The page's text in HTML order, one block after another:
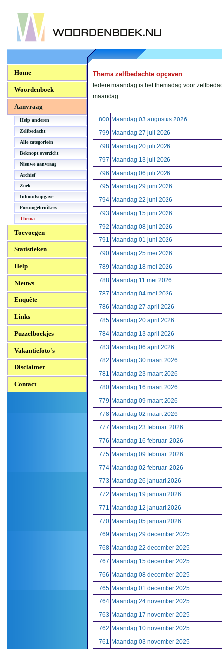
Woordenboek.NU
Home
Woordenboek
Aanvraag
Help anderen
Zelfbedacht
Alle categorieën
Beknopt overzicht
Nieuwe aanvraag
Archief
Zoek
Inhoudsopgave
Forumgebruikers
Thema
Toevoegen
Statistieken
Help
Nieuws
Enquête
Links
Puzzelboekjes
Vakantiefoto's
Disclaimer
Contact
Thema zelfbedachte opgaven
Iedere maandag is het themadag voor
maandag.
800 Maandag 03 augustus 2026
799 Maandag 27 juli 2026
798 Maandag 20 juli 2026
797 Maandag 13 juli 2026
796 Maandag 06 juli 2026
795 Maandag 29 juni 2026
794 Maandag 22 juni 2026
793 Maandag 15 juni 2026
792 Maandag 08 juni 2026
791 Maandag 01 juni 2026
790 Maandag 25 mei 2026
789 Maandag 18 mei 2026
788 Maandag 11 mei 2026
787 Maandag 04 mei 2026
786 Maandag 27 april 2026
785 Maandag 20 april 2026
784 Maandag 13 april 2026
783 Maandag 06 april 2026
782 Maandag 30 maart 2026
781 Maandag 23 maart 2026
780 Maandag 16 maart 2026
779 Maandag 09 maart 2026
778 Maandag 02 maart 2026
777 Maandag 23 februari 2026
776 Maandag 16 februari 2026
775 Maandag 09 februari 2026
774 Maandag 02 februari 2026
773 Maandag 26 januari 2026
772 Maandag 19 januari 2026
771 Maandag 12 januari 2026
770 Maandag 05 januari 2026
769 Maandag 29 december 2025
768 Maandag 22 december 2025
767 Maandag 15 december 2025
766 Maandag 08 december 2025
765 Maandag 01 december 2025
764 Maandag 24 november 2025
763 Maandag 17 november 2025
762 Maandag 10 november 2025
761 Maandag 03 november 2025